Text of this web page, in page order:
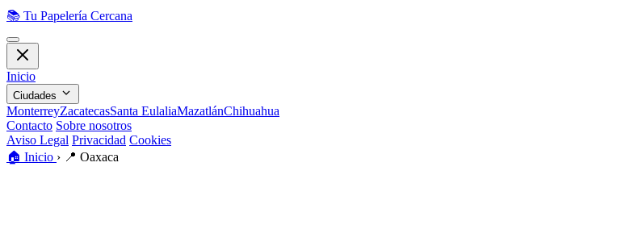
📚 Tu Papelería Cercana
Inicio
Ciudades
MonterreyZacatecasSanta EulaliaMazatlánChihuahua
Contacto Sobre nosotros
Aviso Legal Privacidad Cookies
🏠 Inicio › 📍 Oaxaca